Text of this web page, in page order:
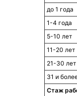
до 1 года
1-4 года
5-10 лет
11-20 лет
21-30 лет
31 и
Стаж